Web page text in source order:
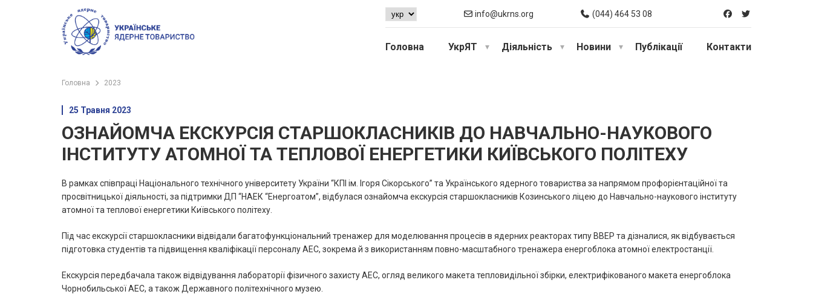
info@ukrns.org (044) 464 53 08
Головна УкрЯТ Діяльність Новини Публікації Контакти
Головна 2023
25 Травня 2023
ОЗНАЙОМЧА ЕКСКУРСІЯ СТАРШОКЛАСНИКІВ ДО НАВЧАЛЬНО-НАУКОВОГО
ІНСТИТУТУ АТОМНОЇ ТА ТЕПЛОВОЇ ЕНЕРГЕТИКИ КИЇВСЬКОГО ПОЛІТЕХУ
В рамках співпраці Національного технічного університету України “КПІ ім. Ігоря Сікорського” та Українського ядерного товариства за напрямом профорієнтаційної та
просвітницької діяльності, за підтримки ДП “НАЕК “Енергоатом”, відбулася ознайомча екскурсія старшокласників Козинського ліцею до Навчально-наукового інституту
атомної та теплової енергетики Київського політеху.
Під час екскурсії старшокласники відвідали багатофункціональний тренажер для моделювання процесів в ядерних реакторах типу ВВЕР та дізналися, як відбувається
підготовка студентів та підвищення кваліфікації персоналу АЕС, зокрема й з використанням повно-масштабного тренажера енергоблока атомної електростанції.
Екскурсія передбачала також відвідування лабораторії фізичного захисту АЕС, огляд великого макета тепловидільної збірки, електрифікованого макета енергоблока
Чорнобильської АЕС, а також Державного політехнічного музею.